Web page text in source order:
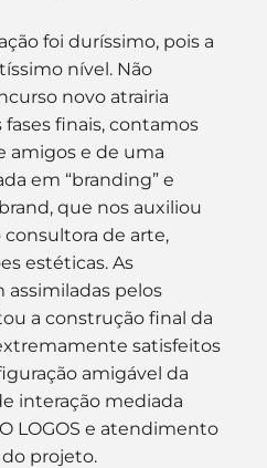
foi duríssimo, pois a
nível. Não
novo atrairia
finais, contamos
amigos e de uma
em “branding” e
que nos auxiliou
de arte,
estéticas. As
assimiladas pelos
a construção final da
satisfeitos
amigável da
interação mediada
LOGOS e atendimento
projeto.